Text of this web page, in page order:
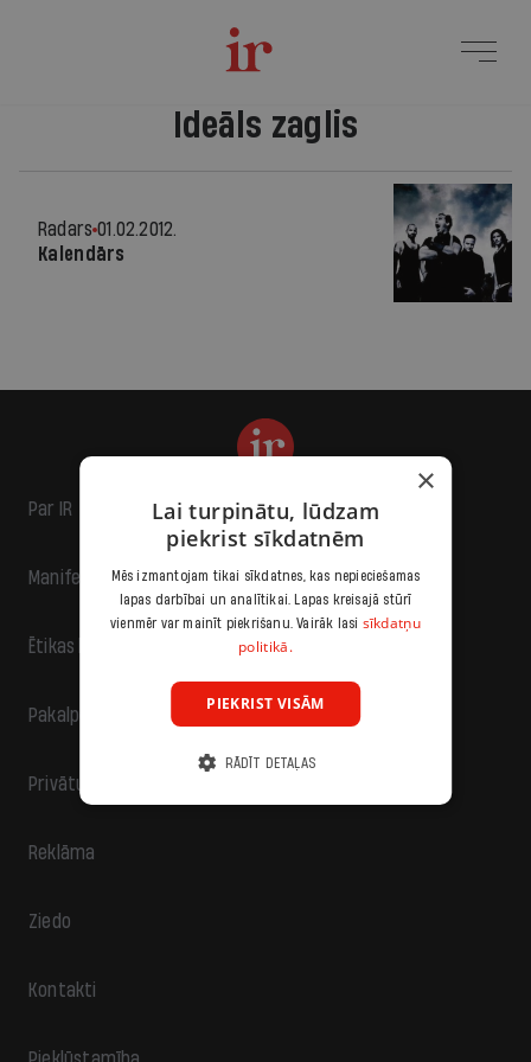
Ideāls zaglis
Radars 01.02.2012.
Kalendārs
Par IR
Manifests
Ētikas kodekss
Pakalpojumu sniegšanas noteikumi
Privātuma politika
Reklāma
Ziedo
Kontakti
×
Lai turpinātu, lūdzam
piekrist sīkdatnēm
Mēs izmantojam tikai sīkdatnes, kas nepieciešamas
lapas darbībai un analītikai. Lapas kreisajā stūrī
vienmēr var mainīt piekrišanu. Vairāk lasi sīkdatņu
politikā.
PIEKRIST VISĀM
RĀDĪT DETAĻAS